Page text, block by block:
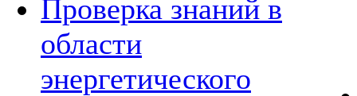
Проверка знаний в
области
энергетического